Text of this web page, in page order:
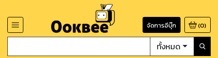
จัดการอีบุ๊ก (0)
ทั้งหมด